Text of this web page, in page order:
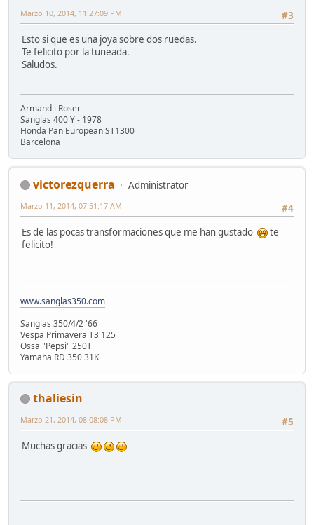
#3
Marzo 10, 2014, 11:27:09 PM
Esto si que es una joya sobre dos ruedas.
Te felicito por la tuneada.
Saludos.
Armand i Roser
Sanglas 400 Y - 1978
Honda Pan European ST1300
Barcelona
victorezquerra
Administrator
#4
Marzo 11, 2014, 07:51:17 AM
Es de las pocas transformaciones que me han gustado
te
felicito!
www.sanglas350.com
---------------
Sanglas 350/4/2 '66
Vespa Primavera T3 125
Ossa "Pepsi" 250T
Yamaha RD 350 31K
thaliesin
#5
Marzo 21, 2014, 08:08:08 PM
Muchas gracias